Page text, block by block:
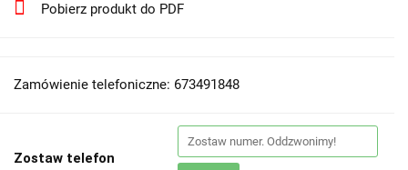
Pobierz produkt do PDF
Zamówienie telefoniczne: 673491848
Zostaw telefon